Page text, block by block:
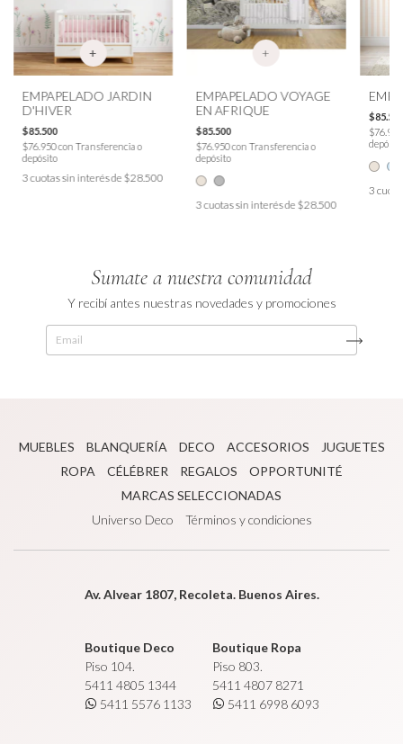
EMPAPELADO JARDIN
D'HIVER
$85.500
$76.950con Transferencia o
depósito
3cuotas sin interés de $28.500
+
EMPAPELADO VOYAGE
EN AFRIQUE
$85.500
$76.950con Transferencia o
depósito
3cuotas sin interés de $28.500
$85.500
depósito
3
Sumate a nuestra comunidad
Y recibí antes nuestras novedades y promociones
MUEBLES BLANQUERÍA DECO ACCESORIOS
JUGUETES
ROPA
CÉLÉBRER REGALOS
OPPORTUNITÉ
MARCAS SELECCIONADAS
Universo Deco
Términos y condiciones
Av. Alvear 1807, Recoleta. Buenos Aires.
Boutique Deco
Piso 104.
5411 4805 1344
5411 5576 1133
Boutique Ropa
Piso 803.
5411 4807 8271
5411 6998 6093